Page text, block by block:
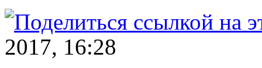
2017, 16:28